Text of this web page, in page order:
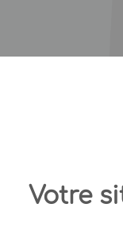
Votre